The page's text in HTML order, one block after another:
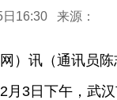
日16:30 来源：
）讯（通讯员
月3日下午，武